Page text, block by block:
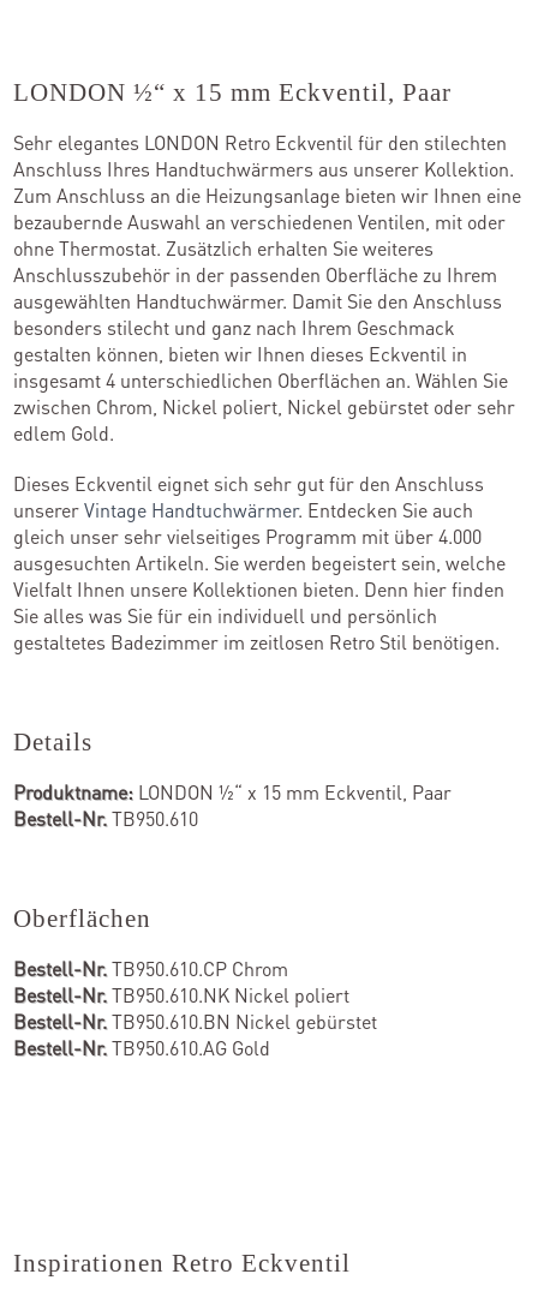
Kontakt
Kataloge
Team
Standorte
Händler werden
Outlet-Store
LONDON ½“ x 15 mm Eckventil, Paar
Sehr elegantes LONDON Retro Eckventil für den stilechten
Anschluss Ihres Handtuchwärmers aus unserer Kollektion.
Zum Anschluss an die Heizungsanlage bieten wir Ihnen eine
bezaubernde Auswahl an verschiedenen Ventilen, mit oder
ohne Thermostat. Zusätzlich erhalten Sie weiteres
Anschlusszubehör in der passenden Oberfläche zu Ihrem
ausgewählten Handtuchwärmer. Damit Sie den Anschluss
besonders stilecht und ganz nach Ihrem Geschmack
gestalten können, bieten wir Ihnen dieses Eckventil in
insgesamt 4 unterschiedlichen Oberflächen an. Wählen Sie
zwischen Chrom, Nickel poliert, Nickel gebürstet oder sehr
edlem Gold.
Dieses Eckventil eignet sich sehr gut für den Anschluss
unsererVintage Handtuchwärmer. Entdecken Sie auch
gleich unser sehr vielseitiges Programm mit über 4.000
ausgesuchten Artikeln. Sie werden begeistert sein, welche
Vielfalt Ihnen unsere Kollektionen bieten. Denn hier finden
Sie alles was Sie für ein individuell und persönlich
gestaltetes Badezimmer im zeitlosen Retro Stil benötigen.
Details
Produktname: LONDON ½“ x 15 mm Eckventil, Paar
Bestell-Nr.TB950.610
Oberflächen
Bestell-Nr.TB950.610.CP Chrom
Bestell-Nr.TB950.610.NK Nickel poliert
Bestell-Nr.TB950.610.BN Nickel gebürstet
Bestell-Nr.TB950.610.AG Gold
Inspirationen Retro Eckventil